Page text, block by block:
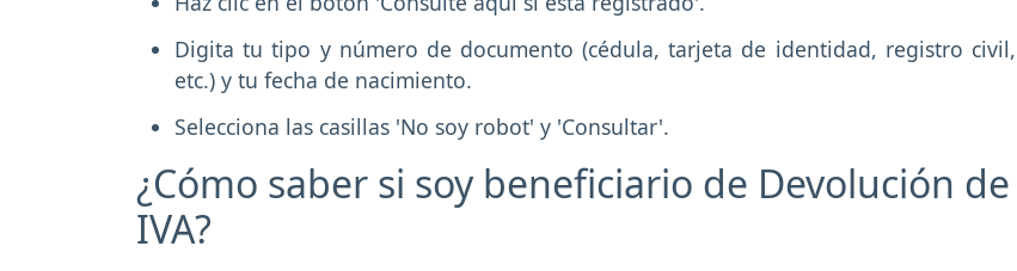
Digita tu tipo y número de documento (cédula, tarjeta de identidad, registro civil,
etc.) y tu fecha de nacimiento.
Selecciona las casillas 'No soy robot' y 'Consultar'.
¿Cómo saber si soy beneficiario de Devolución de
IVA?